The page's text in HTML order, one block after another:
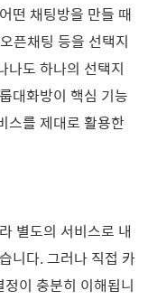
떤 채팅방을 만들 때
픈채팅 등을 선택지
나도 하나의 선택지
대화방이 핵심 기능
스를 제대로 활용한
별도의 서비스로 내
니다. 그러나 직접 카
이 충분히 이해됩니